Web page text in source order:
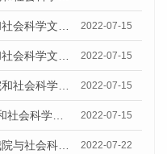
7月14日《新快网》报道我院和社会科学文献出版社联合发布的《广州蓝皮书：广州数字经济发展报告（2022）》的媒体文章 2022-07-15
7月14日《科学网》报道我院和社会科学文献出版社联合发布的《广州蓝皮书：广州数字经济发展报告（2022）》的媒体文章 2022-07-15
7月15日《南方日报》报道我院和社会科学文献出版社联合发布的《广州蓝皮书：广州数字经济发展报告（2022）》的媒体文章 2022-07-15
7月12日《花城FM》报道我院和社会科学文献出版社联合发布的《广州蓝皮书：广州数字经济发展报告（2022）》的媒体文章 2022-07-15
7月19日《中国新闻网》报道我院与社会科学文献出版社联合发布《广州蓝皮书：广州城乡融合发展报告(2022)》的媒体文章 2022-07-22